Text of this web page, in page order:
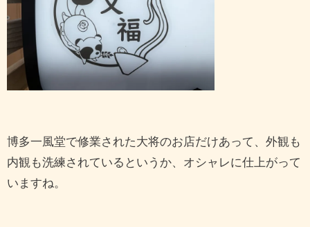
博多一風堂で修業された大将のお店だけあって、外観も
内観も洗練されているというか、オシャレに仕上がって
いますね。